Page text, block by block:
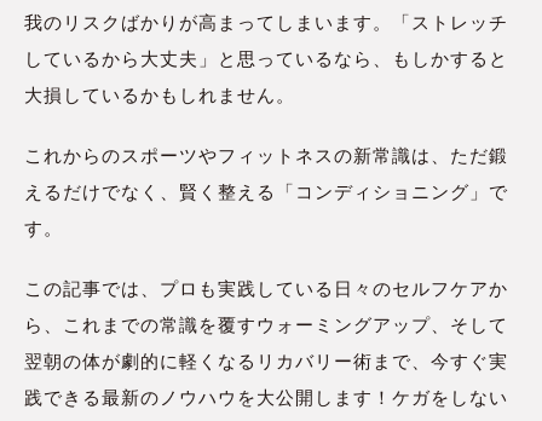
我のリスクばかりが高まってしまいます。「ストレッチ
しているから大丈夫」と思っているなら、もしかすると
大損しているかもしれません。
これからのスポーツやフィットネスの新常識は、ただ鍛
えるだけでなく、賢く整える「コンディショニング」で
す。
この記事では、プロも実践している日々のセルフケアか
ら、これまでの常識を覆すウォーミングアップ、そして
翌朝の体が劇的に軽くなるリカバリー術まで、今すぐ実
践できる最新のノウハウを大公開します！ケガをしない